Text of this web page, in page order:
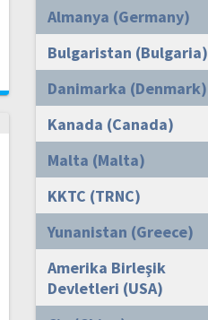
Almanya (Germany)
Bulgaristan (Bulgaria)
Danimarka (Denmark)
Kanada (Canada)
Malta (Malta)
KKTC (TRNC)
Yunanistan (Greece)
Amerika Birleşik
Devletleri (USA)